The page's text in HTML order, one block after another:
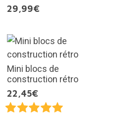
29,99€
Mini blocs de
construction rétro
22,45€